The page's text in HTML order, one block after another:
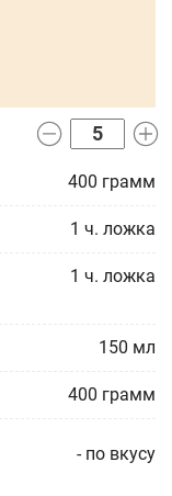
400 грамм
1 ч. ложка
1 ч. ложка
150 мл
400 грамм
- по вкусу